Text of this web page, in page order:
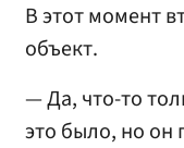
В этот момент
объект.
— Да, что-то
это было, но он